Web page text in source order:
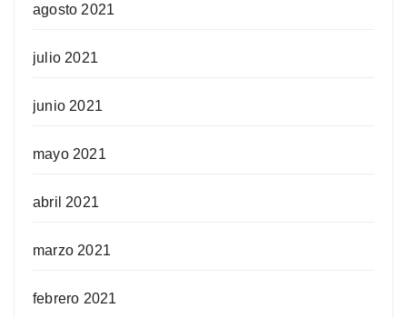
agosto 2021
julio 2021
junio 2021
mayo 2021
abril 2021
marzo 2021
febrero 2021